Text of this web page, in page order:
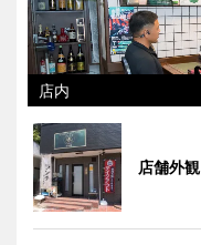
店内
店舗外観